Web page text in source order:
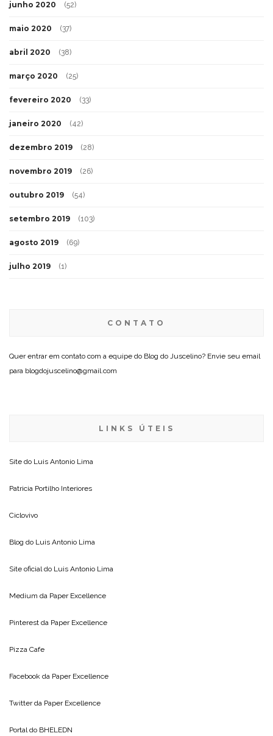
junho 2020 (52)
maio 2020 (37)
abril 2020 (38)
março 2020 (25)
fevereiro 2020 (33)
janeiro 2020 (42)
dezembro 2019 (28)
novembro 2019 (26)
outubro 2019 (54)
setembro 2019 (103)
agosto 2019 (69)
julho 2019 (1)
CONTATO
Quer entrar em contato com a equipe do Blog do Juscelino? Envie seu email
para blogdojuscelino@gmail.com
LINKS ÚTEIS
Site do Luis Antonio Lima
Patricia Portilho Interiores
Ciclovivo
Blog do Luis Antonio Lima
Site oficial do Luis Antonio Lima
Medium da Paper Excellence
Pinterest da Paper Excellence
Pizza Cafe
Facebook da Paper Excellence
Twitter da Paper Excellence
Portal do BHELEDN